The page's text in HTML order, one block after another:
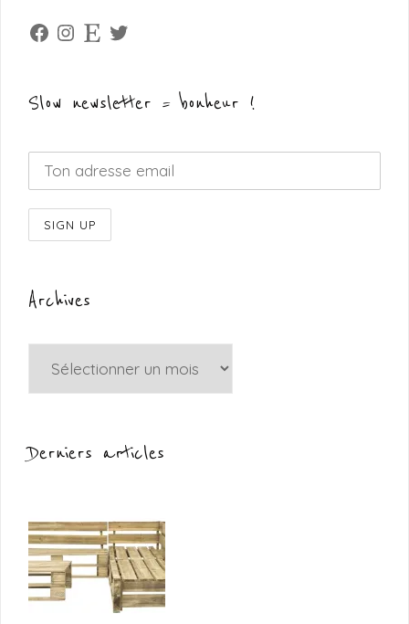
Facebook
Instagram
Etsy Twitter
Slow newsletter = bonheur !
Archives
Derniers articles